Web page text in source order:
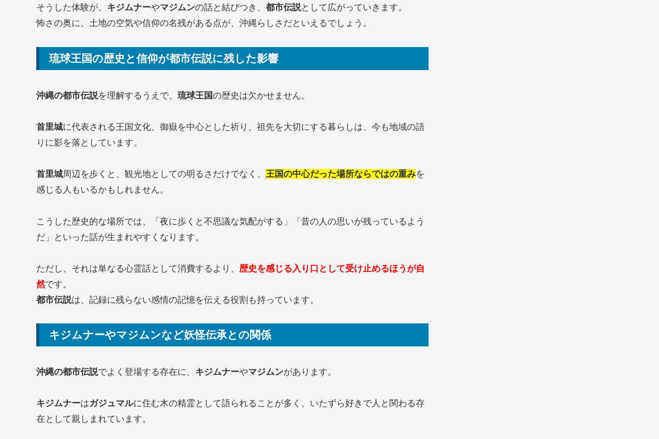
そうした体験が、 キジムナーやマジムンの話と結びつき、 都市伝説として広がっていきます。
怖さの奥に、土地の空気や信仰の名残がある点が、沖縄らしさだといえるでしょう。
琉球王国の歴史と信仰が都市伝説に残した影響
沖縄の都市伝説を理解するうえで、 琉球王国の歴史は欠かせません。
首里城に代表される王国文化、御嶽を中心とした祈り、祖先を大切にする暮らしは、今も地域の語
りに影を落としています。
首里城周辺を歩くと、観光地としての明るさだけでなく、 王国の中心だった場所ならではの重みを
感じる人もいるかもしれません。
こうした歴史的な場所では、「夜に歩くと不思議な気配がする」「昔の人の思いが残っているよう
だ」といった話が生まれやすくなります。
ただし、それは単なる心霊話として消費するより、 歴史を感じる入り口として受け止めるほうが自
然です。
都市伝説は、記録に残らない感情の記憶を伝える役割も持っています。
キジムナーやマジムンなど妖怪伝承との関係
沖縄の都市伝説でよく登場する存在に、 キジムナーやマジムンがあります。
キジムナーはガジュマルに住む木の精霊として語られることが多く、いたずら好きで人と関わる存
在として親しまれています。